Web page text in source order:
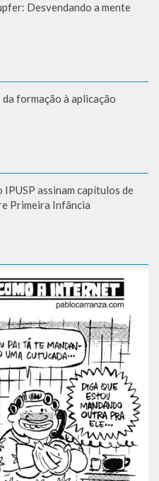
Desvendando a mente
formação à aplicação
IPUSP assinam capítulos de
Primeira Infância